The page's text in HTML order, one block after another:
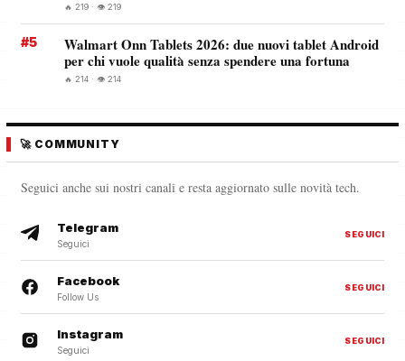
🔥 219 · 👁️ 219
#5
Walmart Onn Tablets 2026: due nuovi tablet Android
per chi vuole qualità senza spendere una fortuna
🔥 214 · 👁️ 214
🚀 COMMUNITY
Seguici anche sui nostri canali e resta aggiornato sulle novità tech.
Telegram
Seguici
SEGUICI
Facebook
Follow Us
SEGUICI
Instagram
Seguici
SEGUICI